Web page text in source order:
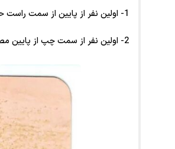
1- اولین نفر از پایین از سمت راست حجت الاسلام والمسلمین مجتبی خامنه ای
2- اولین نفر از سمت چپ از پایین مصطفی ناطق نوری